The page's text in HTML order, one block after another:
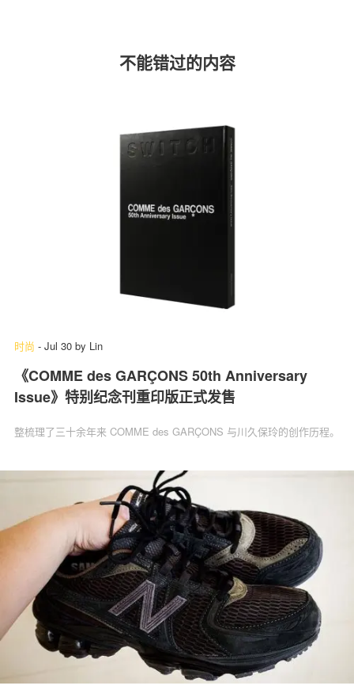
不能错过的内容
时尚 - Jul 30 by Lin
《COMME des GARÇONS 50th Anniversary
Issue》特别纪念刊重印版正式发售
整梳理了三十余年来 COMME des GARÇONS 与川久保玲的创作历程。